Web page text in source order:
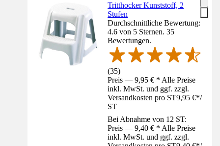
Tritthocker Kunststoff, 2
Stufen
Durchschnittliche Bewertung:
4.6 von 5 Sternen. 35
Bewertungen.
(35)
Preis — 9,95 € * Alle Preise
inkl. MwSt. und ggf. zzgl.
Versandkosten pro ST9,95 €*/
ST
Bei Abnahme von 12 ST:
Preis — 9,40 € * Alle Preise
inkl. MwSt. und ggf. zzgl.